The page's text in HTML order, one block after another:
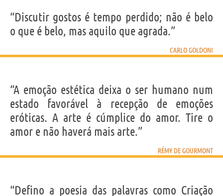
“Discutir gostos é tempo perdido; não é belo
o que é belo, mas aquilo que agrada.”
CARLO GOLDONI
“A emoção estética deixa o ser humano num
estado favorável à recepção de emoções
eróticas. A arte é cúmplice do amor. Tire o
amor e não haverá mais arte.”
RÉMY DE GOURMONT
“Defino a poesia das palavras como Criação